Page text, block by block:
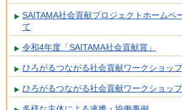
SAITAMA社会貢献プロジェクトホームペ
て
令和4年度「SAITAMA社会貢献賞」
ひろがるつながる社会貢献ワークショップ
ひろがるつながる社会貢献ワークショップ